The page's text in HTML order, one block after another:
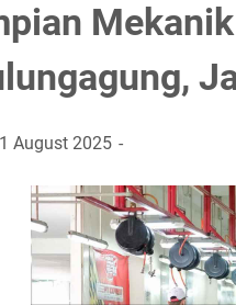
1 August 2025